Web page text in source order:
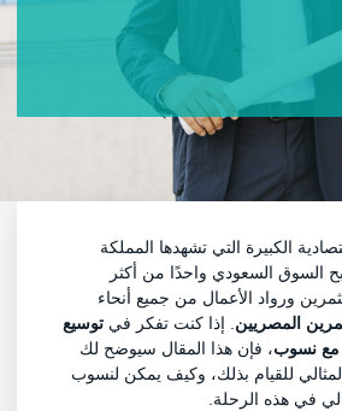
الكبيرة التي تشهدها المملكة
السوق السعودي واحدًا من أكثر
ورواد الأعمال من جميع أنحاء
المصريين. إذا كنت تفكر في توسيع
نسوب، فإن هذا المقال سيوضح لك
للقيام بذلك، وكيف يمكن لنسوب
في هذه الرحلة.